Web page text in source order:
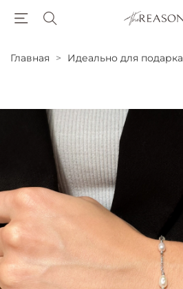
Главная Идеально для подарка